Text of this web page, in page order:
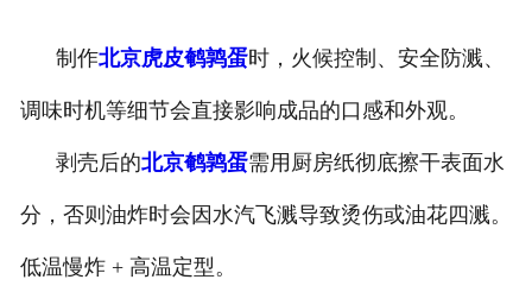
- 北京蜜汁味卤蛋
制作北京虎皮鹌鹑蛋时，火候控制、安全防溅、
调味时机等细节会直接影响成品的口感和外观。
剥壳后的北京鹌鹑蛋需用厨房纸彻底擦干表面水
分，否则油炸时会因水汽飞溅导致烫伤或油花四溅。
低温慢炸 + 高温定型。